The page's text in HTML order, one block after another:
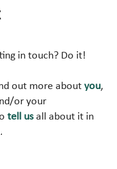
in touch? Do it!
out more about you,
or your
tell us all about it in